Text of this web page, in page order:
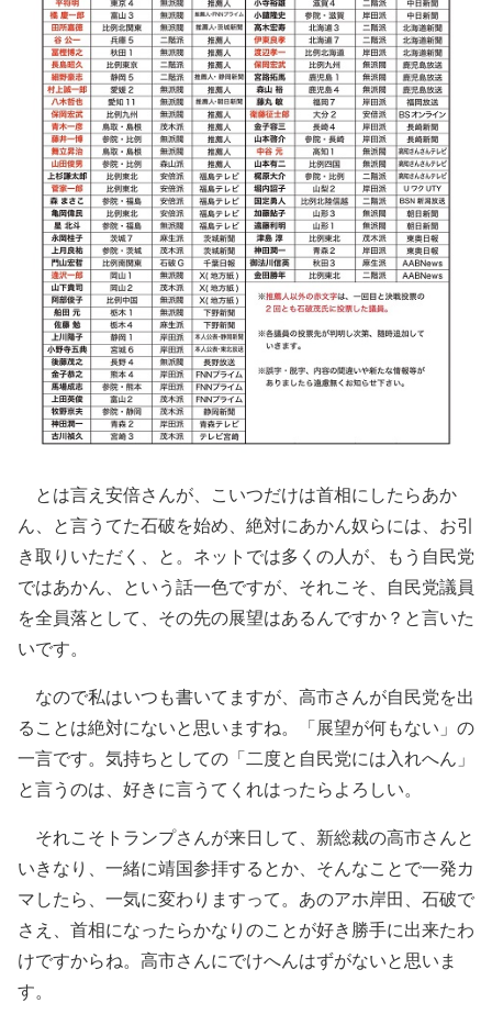
とは言え安倍さんが、こいつだけは首相にしたらあか
ん、と言うてた石破を始め、絶対にあかん奴らには、お引
き取りいただく、と。ネットでは多くの人が、もう自民党
ではあかん、という話一色ですが、それこそ、自民党議員
を全員落として、その先の展望はあるんですか？と言いた
いです。
なので私はいつも書いてますが、高市さんが自民党を出
ることは絶対にないと思いますね。「展望が何もない」の
一言です。気持ちとしての「二度と自民党には入れへん」
と言うのは、好きに言うてくれはったらよろしい。
それこそトランプさんが来日して、新総裁の高市さんと
いきなり、一緒に靖国参拝するとか、そんなことで一発カ
マしたら、一気に変わりますって。あのアホ岸田、石破で
さえ、首相になったらかなりのことが好き勝手に出来たわ
けですからね。高市さんにでけへんはずがないと思いま
す。